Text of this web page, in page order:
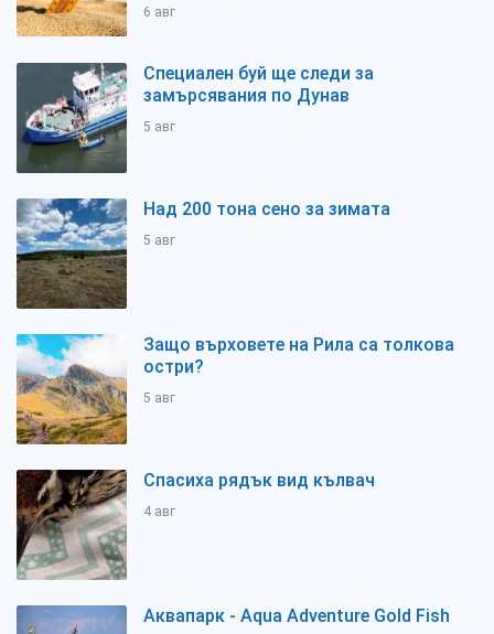
6 авг
Специален буй ще следи за
замърсявания по Дунав
5 авг
Над 200 тона сено за зимата
5 авг
Защо върховете на Рила са толкова
остри?
5 авг
Спасиха рядък вид кълвач
4 авг
Аквапарк - Aqua Adventure Gold Fish